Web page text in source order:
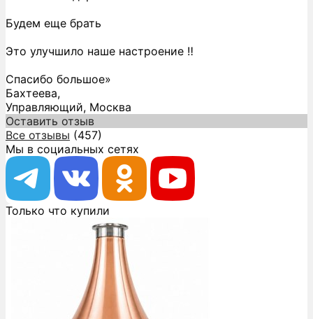
Будем еще брать
Это улучшило наше настроение ‼️
Спасибо большое»
Бахтеева,
Управляющий, Москва
Оставить отзыв
Все отзывы (457)
Мы в социальных сетях
Только что купили